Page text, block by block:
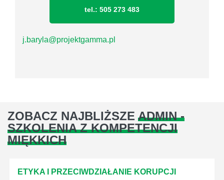
tel.: 505 273 483
j.baryla@projektgamma.pl
ZOBACZ NAJBLIŻSZE ADMIN -
SZKOLENIA Z KOMPETENCJI
MIĘKKICH
ETYKA I PRZECIWDZIAŁANIE KORUPCJI